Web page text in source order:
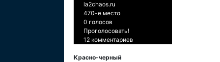
la2chaos.ru
470-е место
0 голосов
Проголосовать!
12 комментариев
Красно-черный